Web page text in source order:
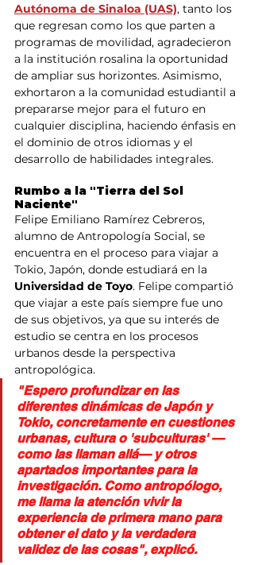
Autónoma de Sinaloa (UAS), tanto los
que regresan como los que parten a
programas de movilidad, agradecieron
a la institución rosalina la oportunidad
de ampliar sus horizontes. Asimismo,
exhortaron a la comunidad estudiantil a
prepararse mejor para el futuro en
cualquier disciplina, haciendo énfasis en
el dominio de otros idiomas y el
desarrollo de habilidades integrales.
Rumbo a la "Tierra del Sol
Naciente"
Felipe Emiliano Ramírez Cebreros,
alumno de Antropología Social, se
encuentra en el proceso para viajar a
Tokio, Japón, donde estudiará en la
Universidad de Toyo. Felipe compartió
que viajar a este país siempre fue uno
de sus objetivos, ya que su interés de
estudio se centra en los procesos
urbanos desde la perspectiva
antropológica.
"Espero profundizar en las
diferentes dinámicas de Japón y
Tokio, concretamente en cuestiones
urbanas, cultura o 'subculturas' —
como las llaman allá— y otros
apartados importantes para la
investigación. Como antropólogo,
me llama la atención vivir la
experiencia de primera mano para
obtener el dato y la verdadera
validez de las cosas", explicó.